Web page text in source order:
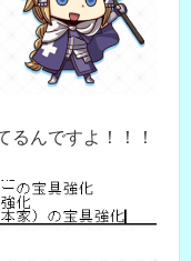
るんですよ！！！